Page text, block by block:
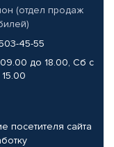
(отдел продаж
45-55
до 18.00, Сб с
посетителя сайта